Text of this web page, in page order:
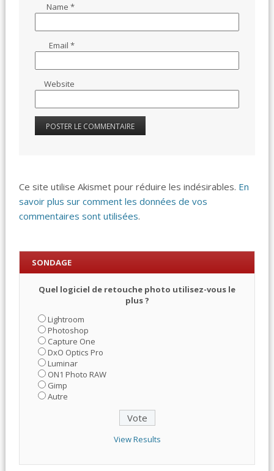
Name*
Email*
Website
Ce site utilise Akismet pour réduire les indésirables. En
savoir plus sur comment les données de vos
commentaires sont utilisées.
SONDAGE
Quel logiciel de retouche photo utilisez-vous le
plus ?
Lightroom
Photoshop
Capture One
DxO Optics Pro
Luminar
ON1 Photo RAW
Gimp
Autre
View Results